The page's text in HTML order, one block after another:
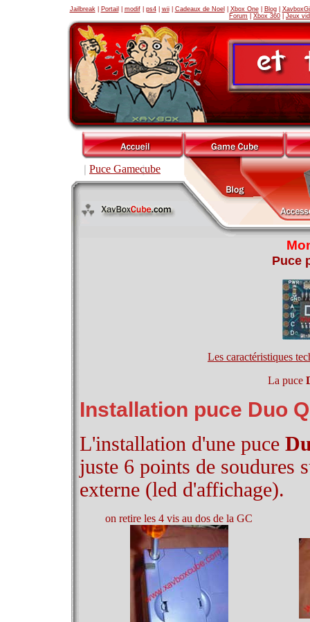
Jailbreak| Portail modif| ps4| wii| Cadeaux de Noel Xbox One| Blog|
Forum
Xbox 360 Jeux
Puce Gamecube
Puce
Les caractéristiques
La puce
Installation puce Duo
L'installation d'une puce
juste 6 points de soudures
externe (led d'affichage).
on retire les 4 vis au dos de la GC